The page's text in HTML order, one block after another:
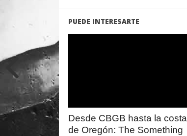
PUEDE INTERESARTE
Desde CBGB hasta la costa
de Oregón: The Something